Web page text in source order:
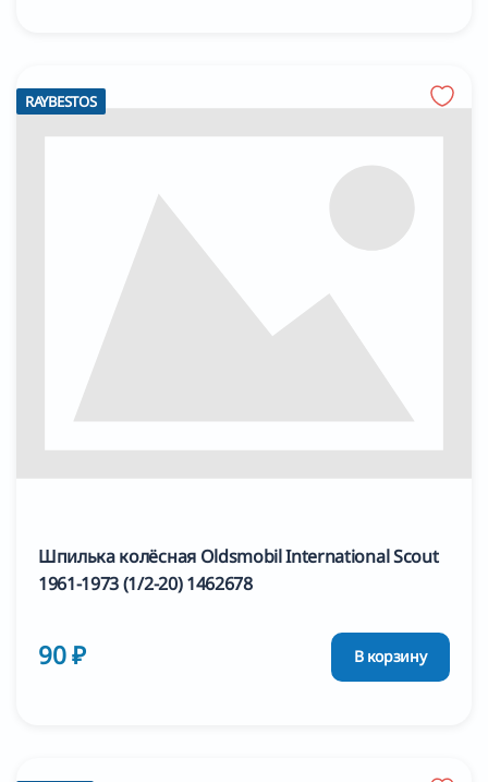
RAYBESTOS
Шпилька колёсная Oldsmobil International Scout
1961-1973 (1/2-20) 1462678
90 ₽ В корзину